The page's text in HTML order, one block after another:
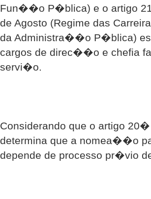
Fun��o P�blica) e o artigo
de Agosto (Regime das
da Administra��o P�blica)
cargos de direc��o e chefia
servi�o.
Considerando que o artigo
determina que a nomea��o
depende de processo pr�vio